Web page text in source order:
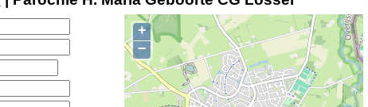
+
−